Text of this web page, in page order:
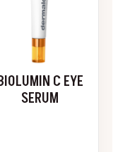
C EYE
SERUM